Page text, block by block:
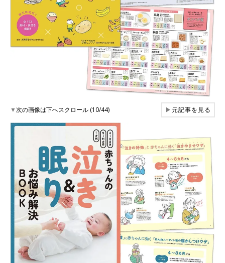
▼次の画像は下へスクロール (10/44) ▶元記事を見る